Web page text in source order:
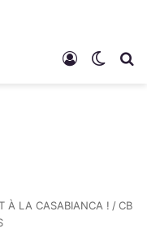
Connexion
À LA CASABIANCA ! / CB